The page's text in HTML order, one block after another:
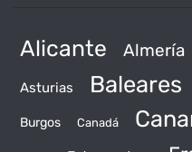
Alicante Almería
Asturias Baleares
Burgos Canadá